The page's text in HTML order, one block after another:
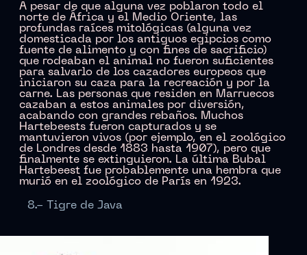
A pesar de que alguna vez poblaron todo el
norte de África y el Medio Oriente, las
profundas raíces mitológicas (alguna vez
domesticada por los antiguos egipcios como
fuente de alimento y con fines de sacrificio)
que rodeaban el animal no fueron suficientes
para salvarlo de los cazadores europeos que
iniciaron su caza para la recreación y por la
carne. Las personas que residen en Marruecos
cazaban a estos animales por diversión,
acabando con grandes rebaños. Muchos
Hartebeests fueron capturados y se
mantuvieron vivos (por ejemplo, en el zoológico
de Londres desde 1883 hasta 1907), pero que
finalmente se extinguieron. La última Bubal
Hartebeest fue probablemente una hembra que
murió en el zoológico de París en 1923.
8.- Tigre de Java